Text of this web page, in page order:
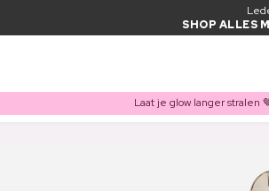
SHOP ALLES
Laat je glow langer stralen